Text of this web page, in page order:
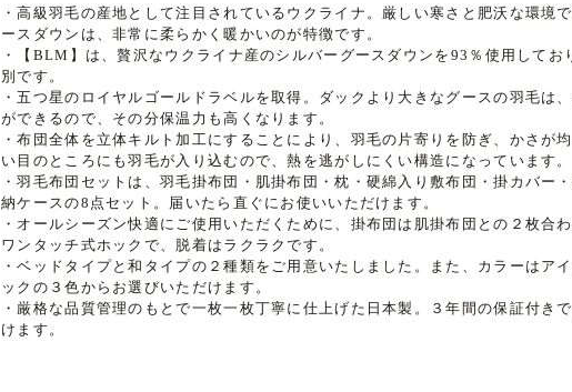
・高級羽毛の産地として注目されているウクライナ。厳しい寒さと肥沃な環境
ースダウンは、非常に柔らかく暖かいのが特徴です。
・【BLM】は、贅沢なウクライナ産のシルバーグースダウンを93％使用してお
別です。
・五つ星のロイヤルゴールドラベルを取得。ダックより大きなグースの羽毛は
ができるので、その分保温力も高くなります。
・布団全体を立体キルト加工にすることにより、羽毛の片寄りを防ぎ、かさが
い目のところにも羽毛が入り込むので、熱を逃がしにくい構造になっています。
・羽毛布団セットは、羽毛掛布団・肌掛布団・枕・硬綿入り敷布団・掛カバー
納ケースの8点セット。届いたら直ぐにお使いいただけます。
・オールシーズン快適にご使用いただくために、掛布団は肌掛布団との２枚合
ワンタッチ式ホックで、脱着はラクラクです。
・ベッドタイプと和タイプの２種類をご用意いたしました。また、カラーはア
ックの３色からお選びいただけます。
・厳格な品質管理のもとで一枚一枚丁寧に仕上げた日本製。３年間の保証付き
けます。